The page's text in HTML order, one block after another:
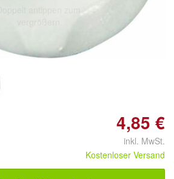
4,85 €
inkl. MwSt.
Kostenloser Versand